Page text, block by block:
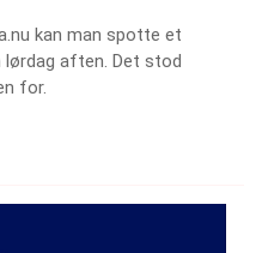
kan man spotte et
lørdag aften. Det stod
for.